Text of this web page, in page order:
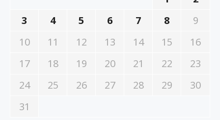
3
4 5 6 7 8
9
10
11 12 13 14 15
16
17
18 19 20 21 22
23
24
25 26 27 28 29
30
31